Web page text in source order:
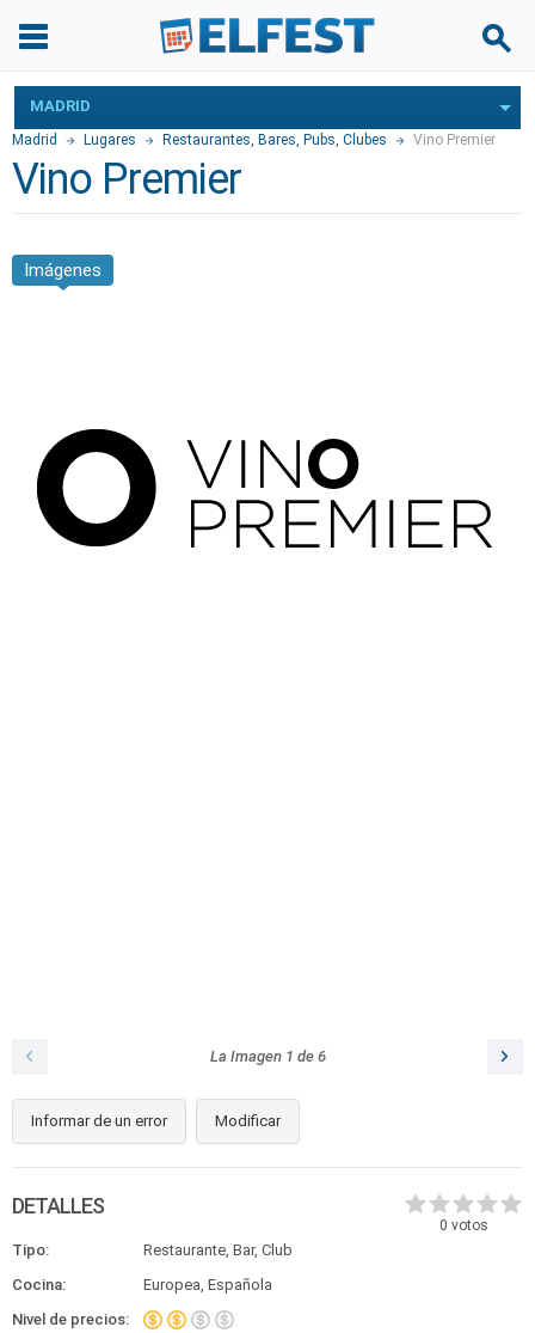
MADRID
Madrid Lugares Restaurantes, Bares, Pubs, Clubes Vino Premier
Vino Premier
Imágenes
La Imagen 1 de 6
Informar de un error Modificar
0 votos
DETALLES
Tipo:
Restaurante, Bar, Club
Cocina:
Europea, Española
Nivel de precios: